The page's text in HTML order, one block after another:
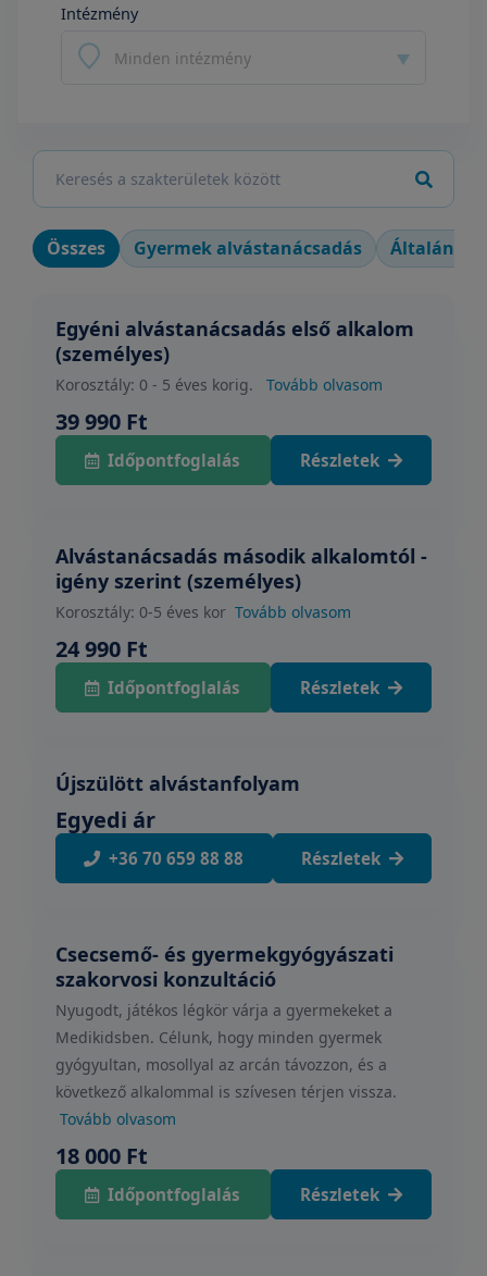
Intézmény
Minden intézmény
Összes Gyermek alvástanácsadás Általános
Egyéni alvástanácsadás első alkalom
(személyes)
Korosztály: 0 - 5 éves korig. Tovább olvasom
39 990 Ft
Időpontfoglalás Részletek
Alvástanácsadás második alkalomtól -
igény szerint (személyes)
Korosztály: 0-5 éves kor Tovább olvasom
24 990 Ft
Időpontfoglalás Részletek
Újszülött alvástanfolyam
Egyedi ár
+36 70 659 88 88 Részletek
Csecsemő- és gyermekgyógyászati
szakorvosi konzultáció
Nyugodt, játékos légkör várja a gyermekeket a
Medikidsben. Célunk, hogy minden gyermek
gyógyultan, mosollyal az arcán távozzon, és a
következő alkalommal is szívesen térjen vissza.
Tovább olvasom
18 000 Ft
Időpontfoglalás Részletek